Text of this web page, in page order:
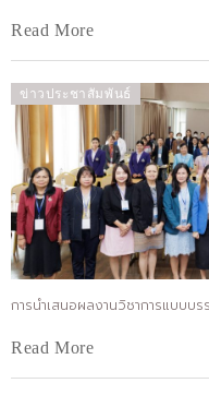
Read More
ข่าวประชาสัมพันธ์
การนำเสนอผลงานวิชาการแบบบ
Read More